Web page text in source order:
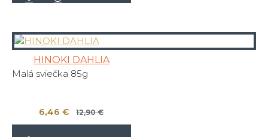
HINOKI DAHLIA
Malá sviečka 85g
6,46 € 12,90 €